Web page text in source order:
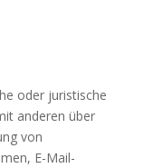
oder juristische
anderen über
von
E-Mail-